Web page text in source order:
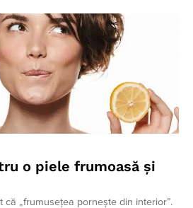
o piele frumoasă și
că „frumusețea pornește din interior”.